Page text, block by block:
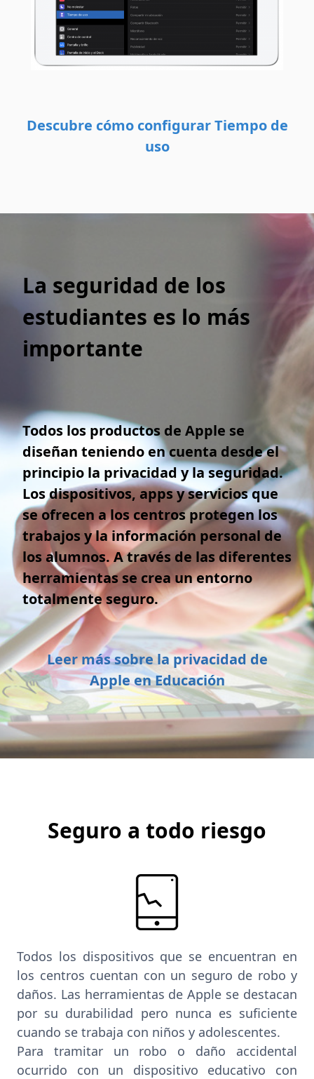
Descubre cómo configurar Tiempo de
uso
La seguridad de los
estudiantes es lo más
importante
Todos los productos de Apple se
diseñan teniendo en cuenta desde el
principio la privacidad y la seguridad.
Los dispositivos, apps y servicios que
se ofrecen a los centros protegen los
trabajos y la información personal de
los alumnos. A través de las diferentes
herramientas se crea un entorno
totalmente seguro.
Leer más sobre la privacidad de
Apple en Educación
Seguro a todo riesgo
Todos los dispositivos que se encuentran en
los centros cuentan con un seguro de robo y
daños. Las herramientas de Apple se destacan
por su durabilidad pero nunca es suficiente
cuando se trabaja con niños y adolescentes.
Para tramitar un robo o daño accidental
ocurrido con un dispositivo educativo con